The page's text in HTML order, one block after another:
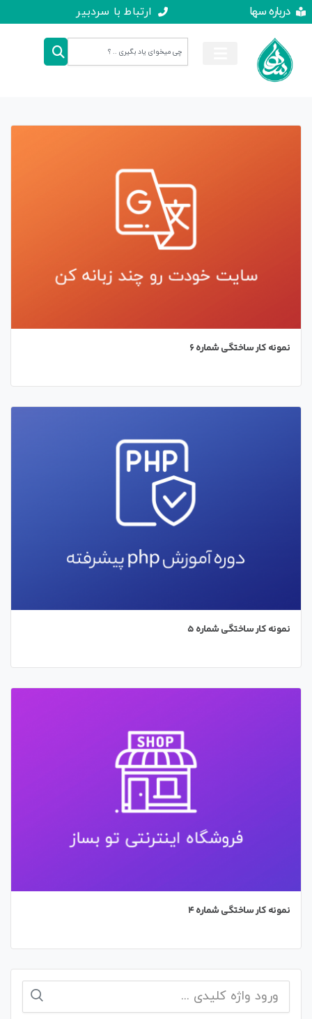
درباره سها ارتباط با سردبیر
نمونه کار ساختگی شماره 6
نمونه کار ساختگی شماره 5
نمونه کار ساختگی شماره 4